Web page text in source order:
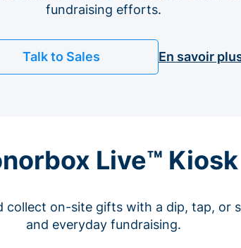
fundraising efforts.
Talk to Sales En savoir
Live™ Kiosk
collect on-site gifts with a dip, tap,
and everyday fundraising.